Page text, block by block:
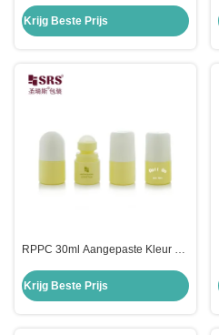
Krijg Beste Prijs
RPPC 30ml Aangepaste Kleur PP
voor Pijnverlichting Vloeistof
Krijg Beste Prijs